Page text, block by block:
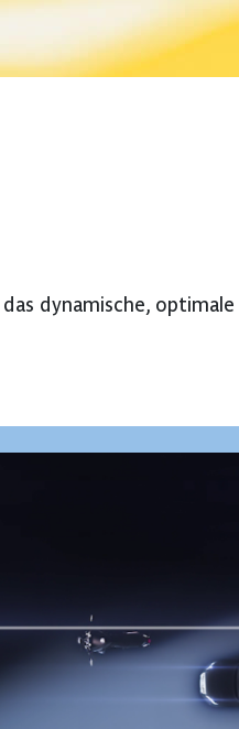
dynamische,